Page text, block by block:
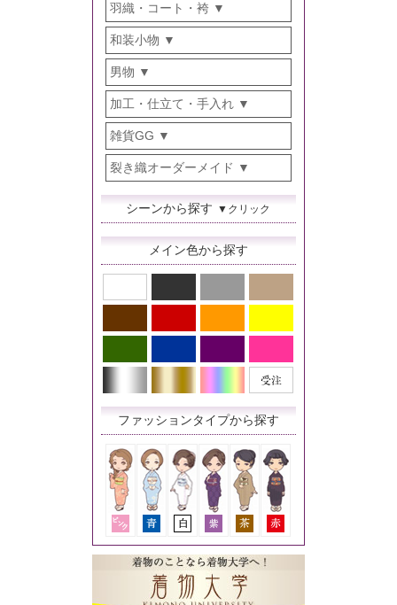
羽織・コート・袴
和装小物
男物
加工・仕立て・手入れ
雑貨GG
裂き織オーダーメイド
シーンから探す ▼クリック
メイン色から探す
ファッションタイプから探す